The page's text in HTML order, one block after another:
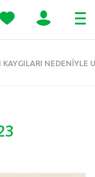
KAYGILARI